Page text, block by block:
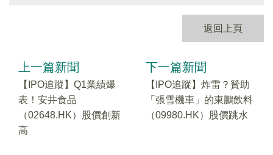
返回上頁
上一篇新聞
【IPO追蹤】Q1業績爆
表！安井食品
（02648.HK）股價創新
高
下一篇新聞
【IPO追蹤】炸雷？贊助
「張雪機車」的東鵬飲料
（09980.HK）股價跳水